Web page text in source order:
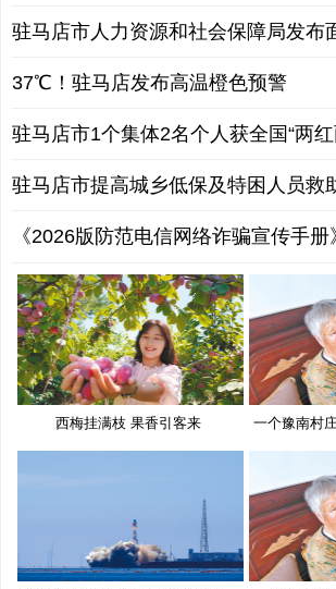
驻马店市人力资源和社会保障局发布
37℃！驻马店发布高温橙色预警
驻马店市1个集体2名个人获全国“两红
驻马店市提高城乡低保及特困人员救
《2026版防范电信网络诈骗宣传手册
西梅挂满枝 果香引客来
一个豫南村